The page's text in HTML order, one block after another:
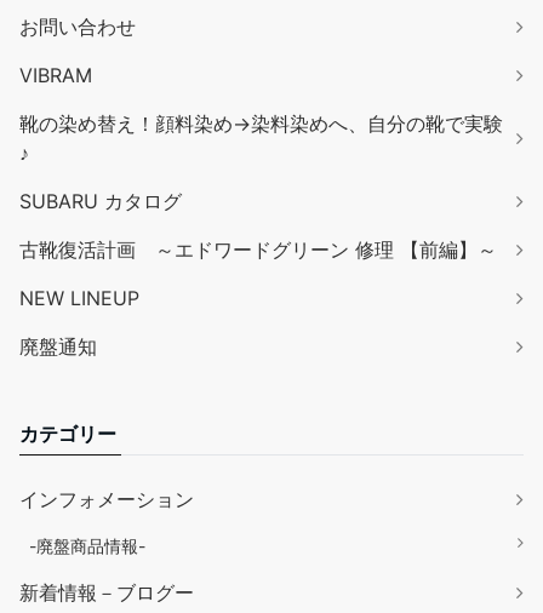
お問い合わせ
VIBRAM
靴の染め替え！顔料染め→染料染めへ、自分の靴で実験
♪
SUBARU カタログ
古靴復活計画 ～エドワードグリーン 修理 【前編】～
NEW LINEUP
廃盤通知
カテゴリー
インフォメーション
-廃盤商品情報-
新着情報－ブログー